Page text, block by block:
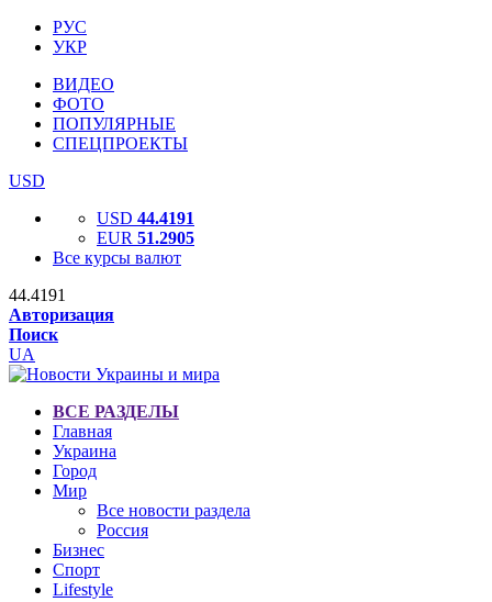
РУС
УКР
ВИДЕО
ФОТО
ПОПУЛЯРНЫЕ
СПЕЦПРОЕКТЫ
USD
USD 44.4191
EUR 51.2905
Все курсы валют
44.4191
Авторизация
Поиск
UA
ВСЕ РАЗДЕЛЫ
Главная
Украина
Город
Мир
Все новости раздела
Россия
Бизнес
Спорт
Lifestyle